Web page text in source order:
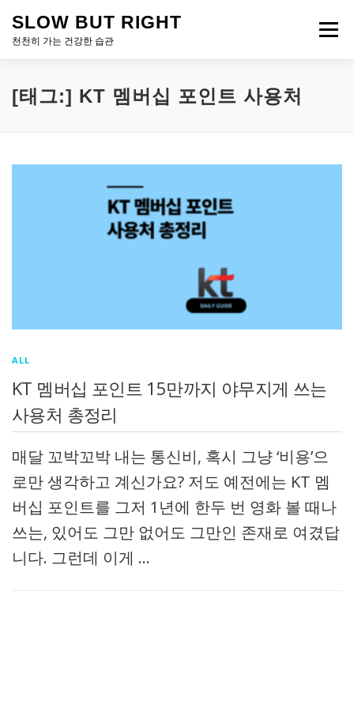
SLOW BUT RIGHT
천천히 가는 건강한 습관
메뉴
[태그:] KT 멤버십 포인트 사용처
ALL
KT 멤버십 포인트 15만까지 야무지게 쓰는
사용처 총정리
매달 꼬박꼬박 내는 통신비, 혹시 그냥 ‘비용’으
로만 생각하고 계신가요? 저도 예전에는 KT 멤
버십 포인트를 그저 1년에 한두 번 영화 볼 때나
쓰는, 있어도 그만 없어도 그만인 존재로 여겼답
니다. 그런데 이게 …